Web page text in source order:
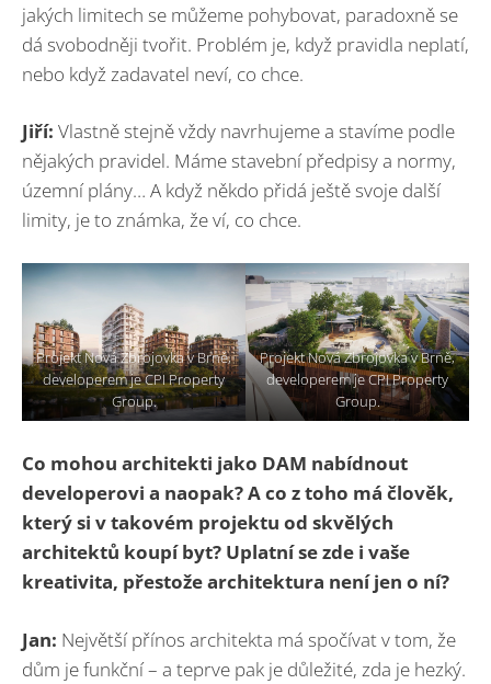
jakých limitech se můžeme pohybovat, paradoxně se
dá svobodněji tvořit. Problém je, když pravidla neplatí,
nebo když zadavatel neví, co chce.
Jiří: Vlastně stejně vždy navrhujeme a stavíme podle
nějakých pravidel. Máme stavební předpisy a normy,
územní plány… A když někdo přidá ještě svoje další
limity, je to známka, že ví, co chce.
Projekt Nová Zbrojovka v Brně,
developerem je CPI Property
Group.
Projekt Nová Zbrojovka v Brně,
developerem je CPI Property
Group.
Co mohou architekti jako DAM nabídnout
developerovi a naopak? A co z toho má člověk,
který si v takovém projektu od skvělých
architektů koupí byt? Uplatní se zde i vaše
kreativita, přestože architektura není jen o ní?
Jan: Největší přínos architekta má spočívat v tom, že
dům je funkční – a teprve pak je důležité, zda je hezký.